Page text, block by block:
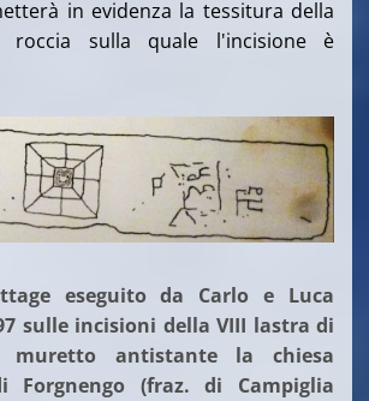
in evidenza la tessitura della
sulla quale l'incisione è
eseguito da Carlo e Luca
sulle incisioni della VIII lastra di
muretto antistante la chiesa
Forgnengo (fraz. di Campiglia